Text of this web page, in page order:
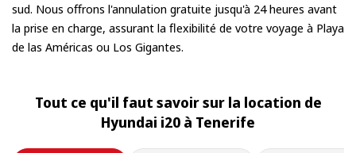
sud. Nous offrons l'annulation gratuite jusqu'à 24 heures avant
la prise en charge, assurant la flexibilité de votre voyage à Playa
de las Américas ou Los Gigantes.
Tout ce qu'il faut savoir sur la location de
Hyundai i20 à Tenerife